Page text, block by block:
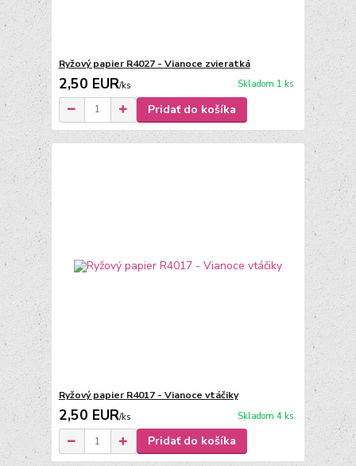
Ryžový papier R4027 - Vianoce zvieratká
2,50 EUR/ks Skladom 1 ks
Pridať do košíka
Ryžový papier R4017 - Vianoce vtáčiky
2,50 EUR/ks Skladom 4 ks
Pridať do košíka